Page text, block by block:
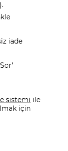
iade
sistemi ile
için